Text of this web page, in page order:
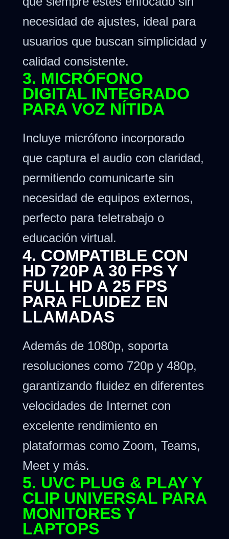
necesidad de ajustes, ideal para
usuarios que buscan simplicidad y
calidad consistente.
3. MICRÓFONO
DIGITAL INTEGRADO
PARA VOZ NÍTIDA
Incluye micrófono incorporado
que captura el audio con claridad,
permitiendo comunicarte sin
necesidad de equipos externos,
perfecto para teletrabajo o
educación virtual.
4. COMPATIBLE CON
HD 720P A 30 FPS Y
FULL HD A 25 FPS
PARA FLUIDEZ EN
LLAMADAS
Además de 1080p, soporta
resoluciones como 720p y 480p,
garantizando fluidez en diferentes
velocidades de Internet con
excelente rendimiento en
plataformas como Zoom, Teams,
Meet y más.
5. UVC PLUG & PLAY Y
CLIP UNIVERSAL PARA
MONITORES Y
LAPTOPS